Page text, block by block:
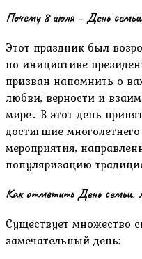
Почему 8 июля – День
Этот праздник был
по инициативе
призван напомнить о
любви, верности и
мире․ В этот день
достигшие
мероприятия,
популяризацию
Как отметить День семьи,
Существует множество
замечательный день: